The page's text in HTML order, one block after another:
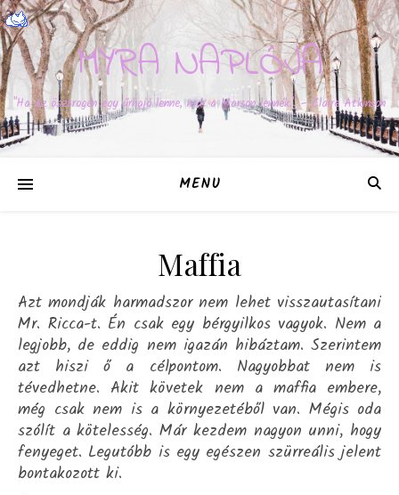
MYRA NAPLÓJA
"Ha az ösztrogén egy űrhajó lenne, már a Marson lennék." – Claire Atkinson
MENU
Maffia
Azt mondják harmadszor nem lehet visszautasítani
Mr. Ricca-t. Én csak egy bérgyilkos vagyok. Nem a
legjobb, de eddig nem igazán hibáztam. Szerintem
azt hiszi ő a célpontom. Nagyobbat nem is
tévedhetne. Akit követek nem a maffia embere,
még csak nem is a környezetéből van. Mégis oda
szólít a kötelesség. Már kezdem nagyon unni, hogy
fenyeget. Legutóbb is egy egészen szürreális jelent
bontakozott ki.